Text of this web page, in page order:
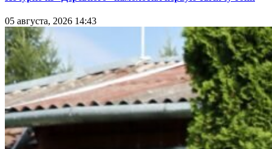
05 августа, 2026 14:43